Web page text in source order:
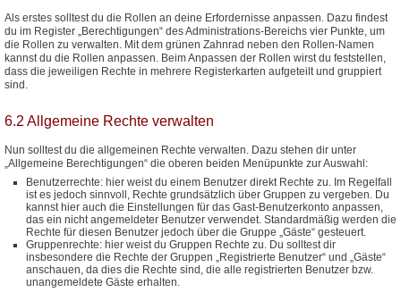
Als erstes solltest du die Rollen an deine Erfordernisse anpassen. Dazu findest
du im Register „Berechtigungen“ des Administrations-Bereichs vier Punkte, um
die Rollen zu verwalten. Mit dem grünen Zahnrad neben den Rollen-Namen
kannst du die Rollen anpassen. Beim Anpassen der Rollen wirst du feststellen,
dass die jeweiligen Rechte in mehrere Registerkarten aufgeteilt und gruppiert
sind.
6.2 Allgemeine Rechte verwalten
Nun solltest du die allgemeinen Rechte verwalten. Dazu stehen dir unter
„Allgemeine Berechtigungen“ die oberen beiden Menüpunkte zur Auswahl:
Benutzerrechte: hier weist du einem Benutzer direkt Rechte zu. Im Regelfall
ist es jedoch sinnvoll, Rechte grundsätzlich über Gruppen zu vergeben. Du
kannst hier auch die Einstellungen für das Gast-Benutzerkonto anpassen,
das ein nicht angemeldeter Benutzer verwendet. Standardmäßig werden die
Rechte für diesen Benutzer jedoch über die Gruppe „Gäste“ gesteuert.
Gruppenrechte: hier weist du Gruppen Rechte zu. Du solltest dir
insbesondere die Rechte der Gruppen „Registrierte Benutzer“ und „Gäste“
anschauen, da dies die Rechte sind, die alle registrierten Benutzer bzw.
unangemeldete Gäste erhalten.